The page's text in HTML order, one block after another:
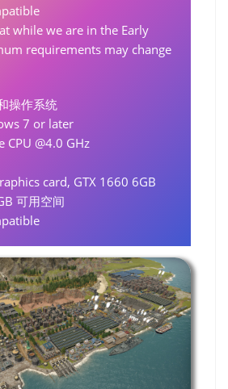
while we are in the Early
requirements may change
操作系统
7 or later
CPU @4.0 GHz
card, GTX 1660 6GB
可用空间